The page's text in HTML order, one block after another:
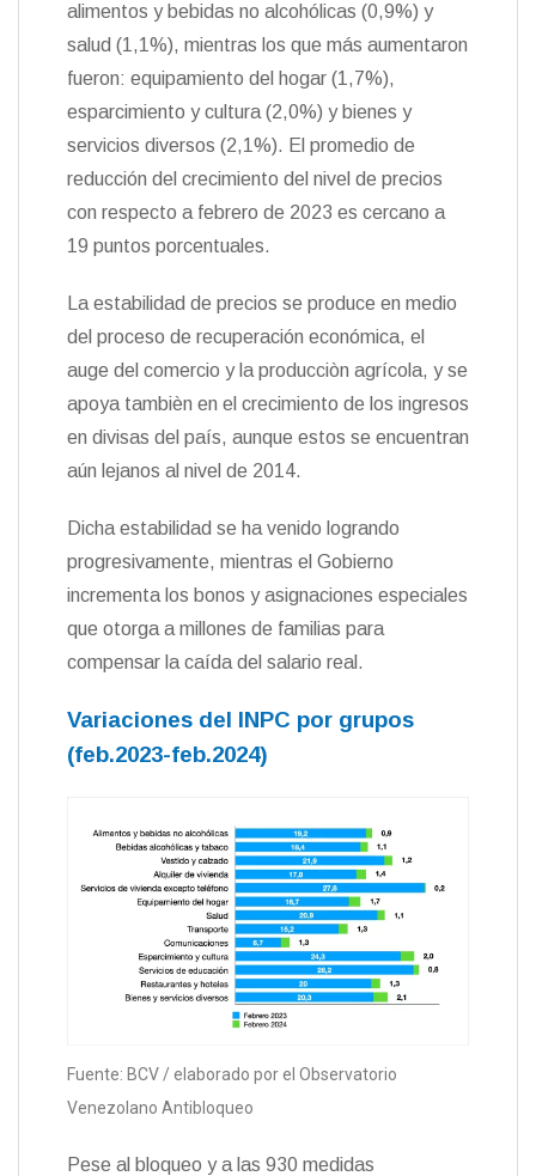
alimentos y bebidas no alcohólicas (0,9%) y
salud (1,1%), mientras los que más aumentaron
fueron: equipamiento del hogar (1,7%),
esparcimiento y cultura (2,0%) y bienes y
servicios diversos (2,1%). El promedio de
reducción del crecimiento del nivel de precios
con respecto a febrero de 2023 es cercano a
19 puntos porcentuales.
La estabilidad de precios se produce en medio
del proceso de recuperación económica, el
auge del comercio y la producciòn agrícola, y se
apoya tambièn en el crecimiento de los ingresos
en divisas del país, aunque estos se encuentran
aún lejanos al nivel de 2014.
Dicha estabilidad se ha venido logrando
progresivamente, mientras el Gobierno
incrementa los bonos y asignaciones especiales
que otorga a millones de familias para
compensar la caída del salario real.
Variaciones del INPC por grupos
(feb.2023-feb.2024)
Fuente: BCV / elaborado por el Observatorio
Venezolano Antibloqueo
Pese al bloqueo y a las 930 medidas